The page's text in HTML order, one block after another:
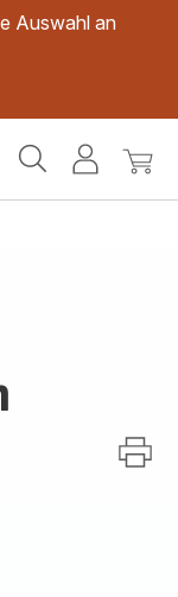
Auswahl an
Mein
Mein